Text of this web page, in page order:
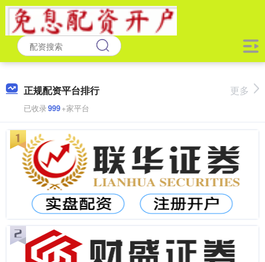
正规配资平台排行
已收录999+家平台
更多